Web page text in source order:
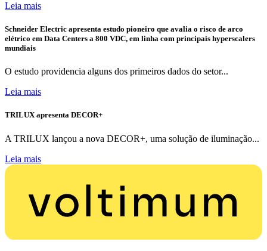
Leia mais
Schneider Electric apresenta estudo pioneiro que avalia o risco de arco
elétrico em Data Centers a 800 VDC, em linha com principais hyperscalers
mundiais
O estudo providencia alguns dos primeiros dados do setor...
Leia mais
TRILUX apresenta DECOR+
A TRILUX lançou a nova DECOR+, uma solução de iluminação...
Leia mais